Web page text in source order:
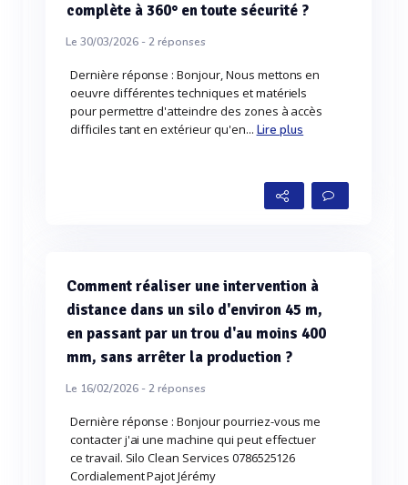
complète à 360° en toute sécurité ?
Le 30/03/2026 -2réponses
Dernière réponse : Bonjour, Nous mettons en
oeuvre différentes techniques et matériels
pour permettre d'atteindre des zones à accès
difficiles tant en extérieur qu'en... Lire plus
Comment réaliser une intervention à
distance dans un silo d'environ 45 m,
en passant par un trou d'au moins 400
mm, sans arrêter la production ?
Le 16/02/2026 -2réponses
Dernière réponse : Bonjour pourriez-vous me
contacter j'ai une machine qui peut effectuer
ce travail. Silo Clean Services 0786525126
Cordialement Pajot Jérémy